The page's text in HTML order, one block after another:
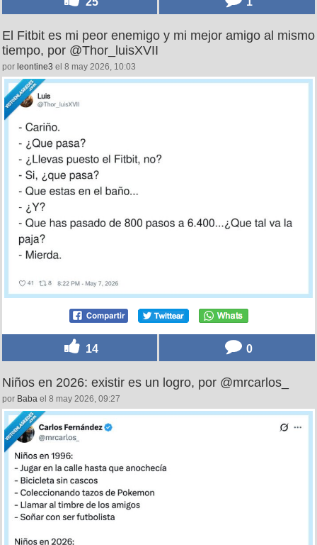
El Fitbit es mi peor enemigo y mi mejor amigo al mismo
tiempo, por @Thor_luisXVII
por leontine3 el 8 may 2026, 10:03
14 0
Niños en 2026: existir es un logro, por @mrcarlos_
por Baba el 8 may 2026, 09:27